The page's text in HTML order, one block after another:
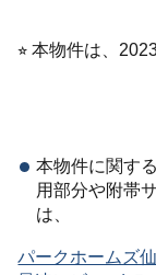
⭐︎ 本物件は、
本物件に関す
用部分や附帯
は、
パークホームズ